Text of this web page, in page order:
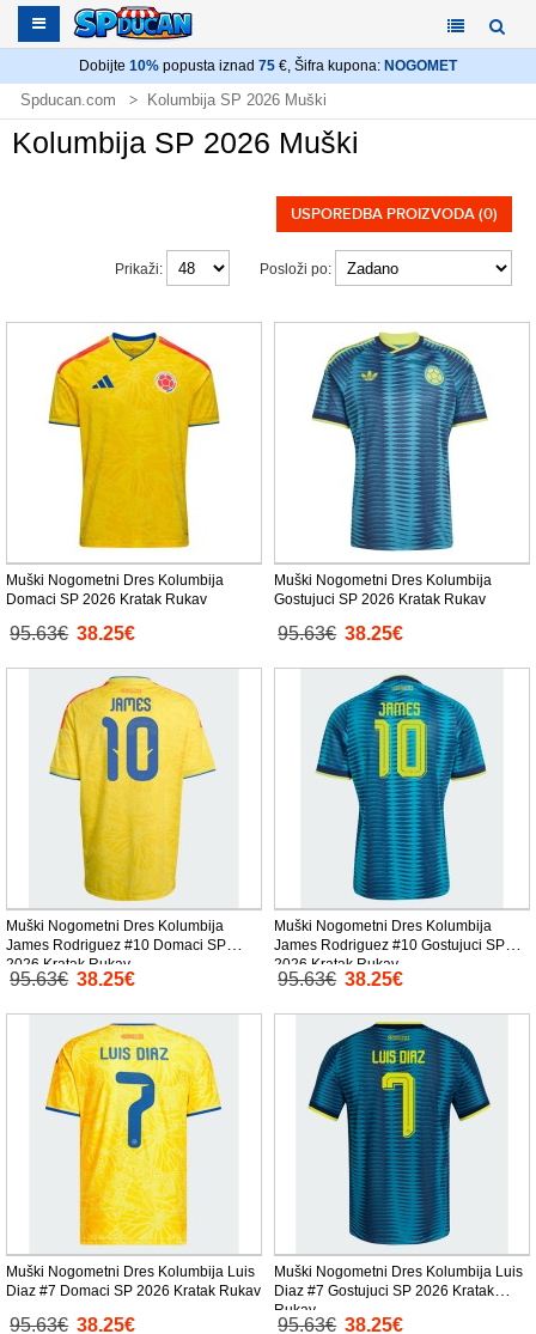
Dobijte 10% popusta iznad 75 €, Šifra kupona: NOGOMET
Spducan.com Kolumbija SP 2026 Muški
Kolumbija SP 2026 Muški
USPOREDBA PROIZVODA (0)
Posloži po:
Prikaži:
Muški Nogometni Dres Kolumbija
Domaci SP 2026 Kratak Rukav
95.63€ 38.25€
Muški Nogometni Dres Kolumbija
Gostujuci SP 2026 Kratak Rukav
95.63€ 38.25€
Muški Nogometni Dres Kolumbija
James Rodriguez #10 Domaci SP
2026 Kratak Rukav
95.63€ 38.25€
Muški Nogometni Dres Kolumbija
James Rodriguez #10 Gostujuci SP
2026 Kratak Rukav
95.63€ 38.25€
Muški Nogometni Dres Kolumbija Luis
Diaz #7 Domaci SP 2026 Kratak Rukav
95.63€ 38.25€
Muški Nogometni Dres Kolumbija Luis
Diaz #7 Gostujuci SP 2026 Kratak
Rukav
95.63€ 38.25€